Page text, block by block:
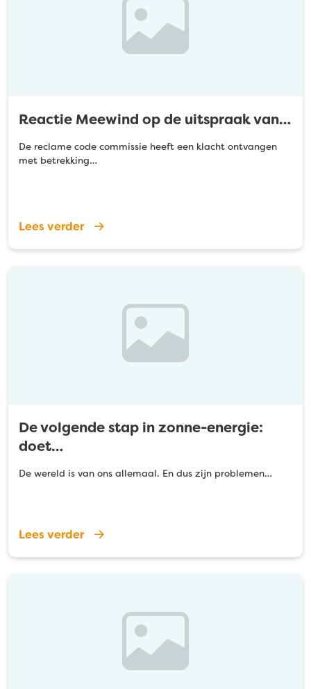
Reactie Meewind op de uitspraak van…
De reclame code commissie heeft een klacht ontvangen
met betrekking…
Lees verder
De volgende stap in zonne-energie:
doet…
De wereld is van ons allemaal. En dus zijn problemen…
Lees verder